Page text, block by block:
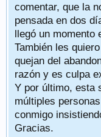
comentar, que la
pensada en dos
llegó un momento
También les
quejan del
razón y es culpa
Y por último, esta
múltiples
conmigo
Gracias.